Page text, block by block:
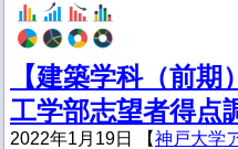
【建築学科（前
工学部志望者得点
2022年1月19日 【神戸大学